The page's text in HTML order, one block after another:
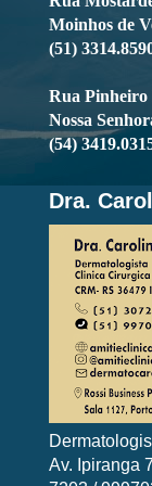
Moinhos de
(51)
Rua Pinheiro
Nossa
(54)
Dra.
Av. Ipiranga